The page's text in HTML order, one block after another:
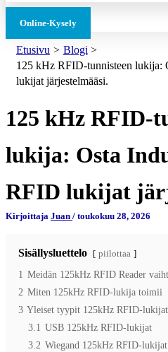
Online-Kysely
Etusivu
Blogi
125 kHz RFID-tunnisteen lukija:
lukijat järjestelmääsi.
125 kHz RFID-
lukija: Osta
RFID lukijat
Kirjoittaja Juan / toukokuu 28, 2026
Sisällysluettelo piilottaa
1 Meidän 125kHz RFID Reader
2 Miten 125kHz RFID-lukija toimii
3 Yleiset tyypit 125kHz RFID-lukijat
3.1 USB 125kHz RFID-lukijat
3.2 Wiegand 125kHz RFID-lukijat